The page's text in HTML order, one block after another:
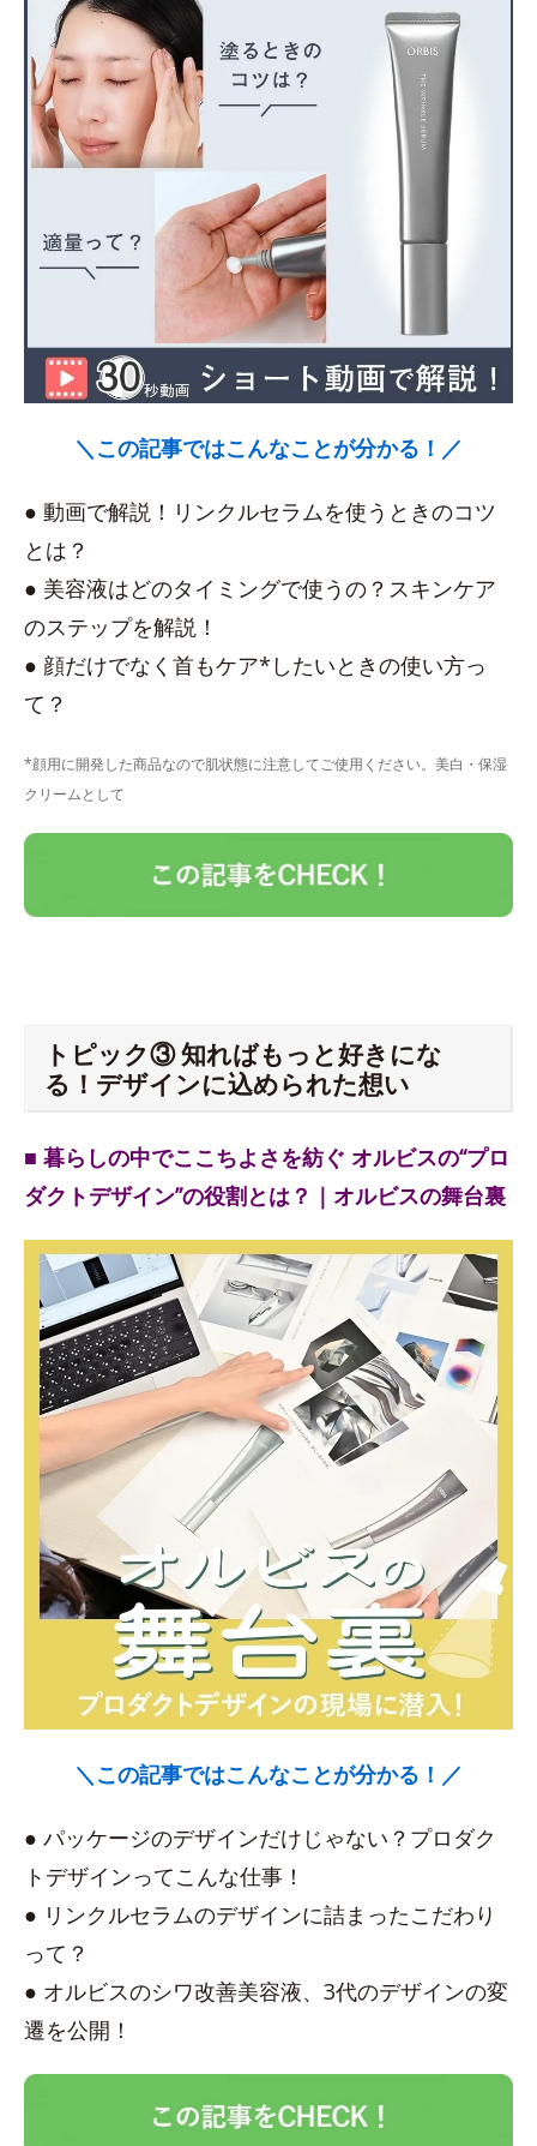
＼この記事ではこんなことが分かる！／
● 動画で解説！リンクルセラムを使うときのコツ
とは？
● 美容液はどのタイミングで使うの？スキンケア
のステップを解説！
● 顔だけでなく首もケア*したいときの使い方っ
て？
*顔用に開発した商品なので肌状態に注意してご使用ください。美白・保湿
クリームとして
トピック③ 知ればもっと好きにな
る！デザインに込められた想い
■ 暮らしの中でここちよさを紡ぐ オルビスの“プロ
ダクトデザイン”の役割とは？｜オルビスの舞台裏
＼この記事ではこんなことが分かる！／
● パッケージのデザインだけじゃない？プロダク
トデザインってこんな仕事！
● リンクルセラムのデザインに詰まったこだわり
って？
● オルビスのシワ改善美容液、3代のデザインの変
遷を公開！